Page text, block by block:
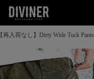
【再入荷なし】Dirty Wide Tuck Pants